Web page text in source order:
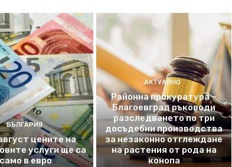
БЪЛГАРИЯ
цените на
услуги ще са
само в евро
АКТУАЛНО
Районна прокуратура –
Благоевград ръководи
разследването по три
досъдебни производства
за незаконно отглеждане
на растения от рода на
конопа